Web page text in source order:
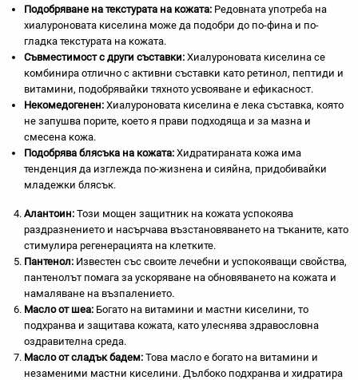
Подобряване на текстурата на кожата: Редовната употреба на
хиалуроновата киселина може да подобри до по-фина и по-
гладка текстурата на кожата.
Съвместимост с други съставки: Хиалуроновата киселина се
комбинира отлично с активни съставки като ретинол, пептиди и
витамини, подобрявайки тяхното усвояване и ефикасност.
Некомедогенен: Хиалуроновата киселина е лека съставка, която
не запушва порите, което я прави подходяща и за мазна и
смесена кожа.
Подобрява блясъка на кожата: Хидратираната кожа има
тенденция да изглежда по-жизнена и сияйна, придобивайки
младежки блясък.
Алантоин: Този мощен защитник на кожата успокоява
раздразнението и насърчава възстановяването на тъканите, като
стимулира регенерацията на клетките.
Пантенол: Известен със своите лечебни и успокояващи свойства,
пантенолът помага за ускоряване на обновяването на кожата и
намаляване на възпалението.
Масло от шеа: Богато на витамини и мастни киселини, то
подхранва и защитава кожата, като улеснява здравословна
оздравителна среда.
Масло от сладък бадем: Това масло е богато на витамини и
незаменими мастни киселини. Дълбоко подхранва и хидратира